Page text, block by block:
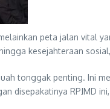
peta jalan vital
kesejahteraan
tonggak penting. Ini
disepakatinya RPJMD